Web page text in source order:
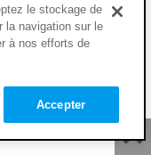
le stockage de
la navigation sur le
à nos efforts de
Accepter